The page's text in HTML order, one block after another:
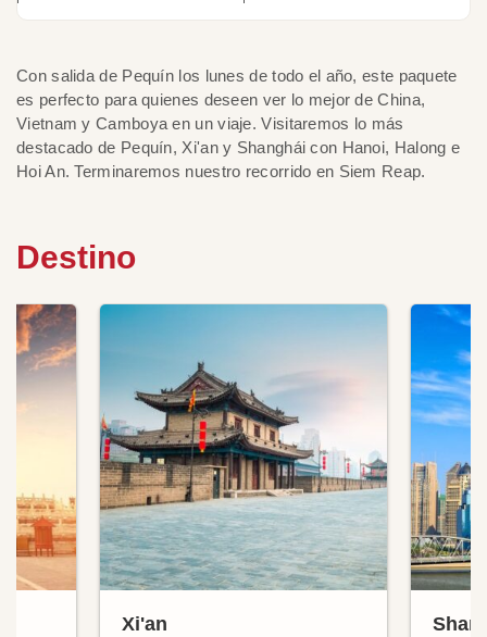
Con salida de Pequín los lunes de todo el año, este paquete
es perfecto para quienes deseen ver lo mejor de China,
Vietnam y Camboya en un viaje. Visitaremos lo más
destacado de Pequín, Xi'an y Shanghái con Hanoi, Halong e
Hoi An. Terminaremos nuestro recorrido en Siem Reap.
Destino
Xi'an